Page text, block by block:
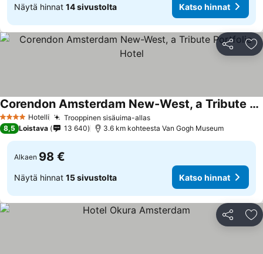
Näytä hinnat 14 sivustolta Katso hinnat
Jaa
4 Tähtiluokitus
Hotelli Trooppinen sisäuima-allas
Corendon Amsterdam New-West, a Tribute Portfolio Hotel
8,5 Loistava 13 640 3.6 km kohteesta Van Gogh Museum
Alkaen 98 €
Näytä hinnat 15 sivustolta Katso hinnat
Jaa